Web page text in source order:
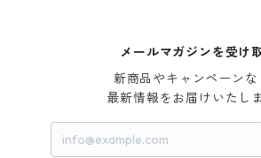
メールマガジンを受け
新商品やキャンペーンな
最新情報をお届けいたしま